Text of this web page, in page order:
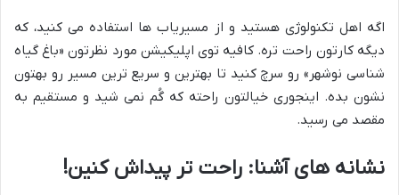
اگه اهل تکنولوژی هستید و از مسیریاب ها استفاده می کنید، که
دیگه کارتون راحت تره. کافیه توی اپلیکیشن مورد نظرتون «باغ گیاه
شناسی نوشهر» رو سرچ کنید تا بهترین و سریع ترین مسیر رو بهتون
نشون بده. اینجوری خیالتون راحته که گُم نمی شید و مستقیم به
مقصد می رسید.
نشانه های آشنا: راحت تر پیداش کنین!